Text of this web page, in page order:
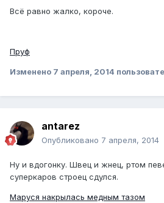
Всё равно жалко, короче.
Пруф
Изменено 7 апреля, 2014
antarez
Опубликовано 7 апреля, 2014
Ну и вдогонку. Швец и жнец, ртом
суперкаров строец сдулся.
Маруся накрылась медным тазом